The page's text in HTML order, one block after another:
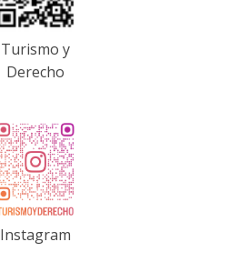
Turismo y
Derecho
Instagram